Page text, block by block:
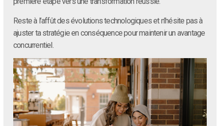
Reste à l’affût des évolutions technologiques et n’hésite pas à
ajuster ta stratégie en conséquence pour maintenir un avantage
concurrentiel.